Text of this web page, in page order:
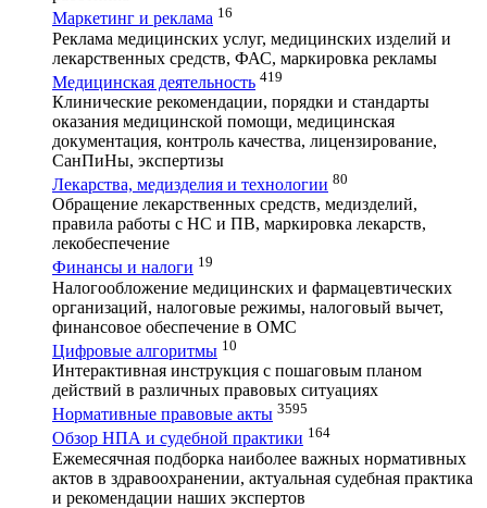
Маркетинг и реклама 16
Реклама медицинских услуг, медицинских изделий и
лекарственных средств, ФАС, маркировка рекламы
Медицинская деятельность 419
Клинические рекомендации, порядки и стандарты
оказания медицинской помощи, медицинская
документация, контроль качества, лицензирование,
СанПиНы, экспертизы
Лекарства, медизделия и технологии 80
Обращение лекарственных средств, медизделий,
правила работы с НС и ПВ, маркировка лекарств,
лекобеспечение
Финансы и налоги 19
Налогообложение медицинских и фармацевтических
организаций, налоговые режимы, налоговый вычет,
финансовое обеспечение в ОМС
Цифровые алгоритмы 10
Интерактивная инструкция с пошаговым планом
действий в различных правовых ситуациях
Нормативные правовые акты 3595
Обзор НПА и судебной практики 164
Ежемесячная подборка наиболее важных нормативных
актов в здравоохранении, актуальная судебная практика
и рекомендации наших экспертов